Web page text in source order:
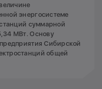
энергосистеме
суммарной
МВт. Основу
Сибирской
общей